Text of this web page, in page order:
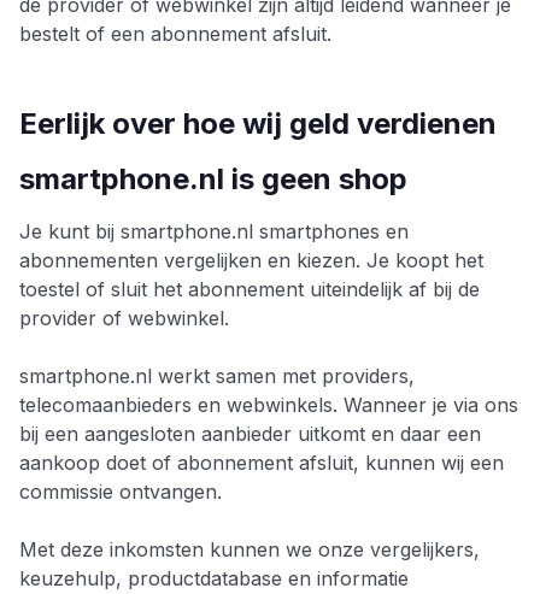
de provider of webwinkel zijn altijd leidend wanneer je
bestelt of een abonnement afsluit.
Eerlijk over hoe wij geld verdienen
smartphone.nl is geen shop
Je kunt bij smartphone.nl smartphones en
abonnementen vergelijken en kiezen. Je koopt het
toestel of sluit het abonnement uiteindelijk af bij de
provider of webwinkel.
smartphone.nl werkt samen met providers,
telecomaanbieders en webwinkels. Wanneer je via ons
bij een aangesloten aanbieder uitkomt en daar een
aankoop doet of abonnement afsluit, kunnen wij een
commissie ontvangen.
Met deze inkomsten kunnen we onze vergelijkers,
keuzehulp, productdatabase en informatie